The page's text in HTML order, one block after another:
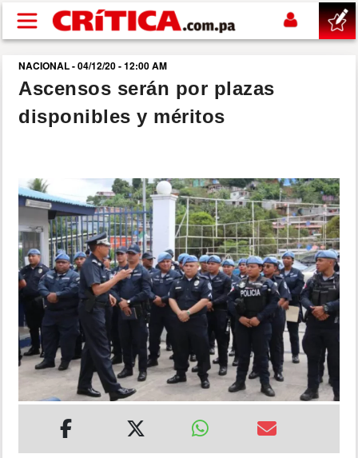
Pasar al contenido principal
buscar
SUCESOS
POLÍTICA
SHOW
DEPORTES
MUNDO
INSÓLITAS
MULTIMEDIA
NACIONAL - 04/12/20 - 12:00 AM
Ascensos serán por plazas
disponibles y méritos